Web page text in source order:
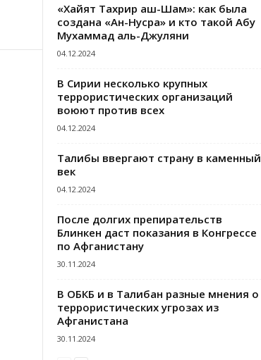
«Хайят Тахрир аш-Шам»: как была
создана «Ан-Нусра» и кто такой Абу
Мухаммад аль-Джуляни
04.12.2024
В Сирии несколько крупных
террористических организаций
воюют против всех
04.12.2024
Талибы ввергают страну в каменный
век
04.12.2024
После долгих препирательств
Блинкен даст показания в Конгрессе
по Афганистану
30.11.2024
В ОБКБ и в Талибан разные мнения о
террористических угрозах из
Афганистана
30.11.2024